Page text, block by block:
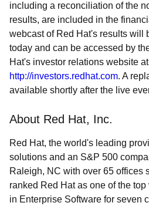
including a reconciliation of the
results, are included in the
webcast of Red Hat's results will
today and can be accessed by
Hat's investor relations website at
http://investors.redhat.com. A
available shortly after the live
About Red Hat, Inc.
Red Hat, the world's leading
solutions and an S&P 500
Raleigh, NC with over 65 offices
ranked Red Hat as one of the
in Enterprise Software for seven